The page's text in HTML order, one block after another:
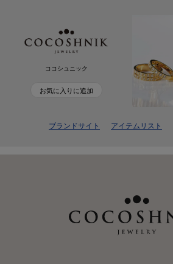
ココシュニック
お気に入りに追加
ブランドサイト アイテムリスト